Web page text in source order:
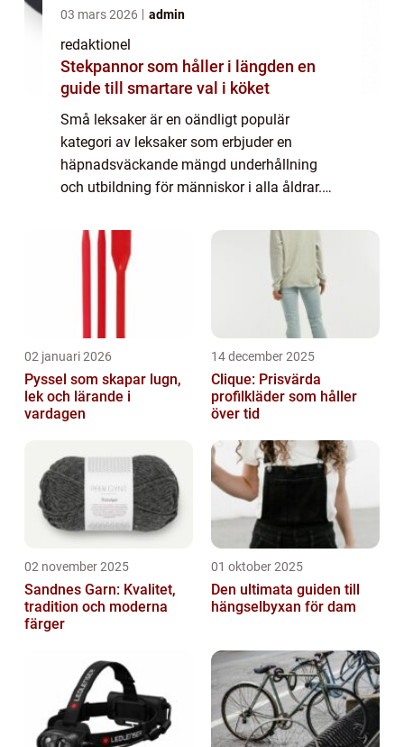
03 mars 2026 admin
redaktionel
Stekpannor som håller i längden en
guide till smartare val i köket
Små leksaker är en oändligt populär
kategori av leksaker som erbjuder en
häpnadsväckande mängd underhållning
och utbildning för människor i alla åldrar.
design, men deras mångsidighet och
möjligheter gör dem till...
02 januari 2026
Pyssel som skapar lugn,
lek och lärande i
vardagen
14 december 2025
Clique: Prisvärda
profilkläder som håller
över tid
02 november 2025
Sandnes Garn: Kvalitet,
tradition och moderna
färger
01 oktober 2025
Den ultimata guiden till
hängselbyxan för dam